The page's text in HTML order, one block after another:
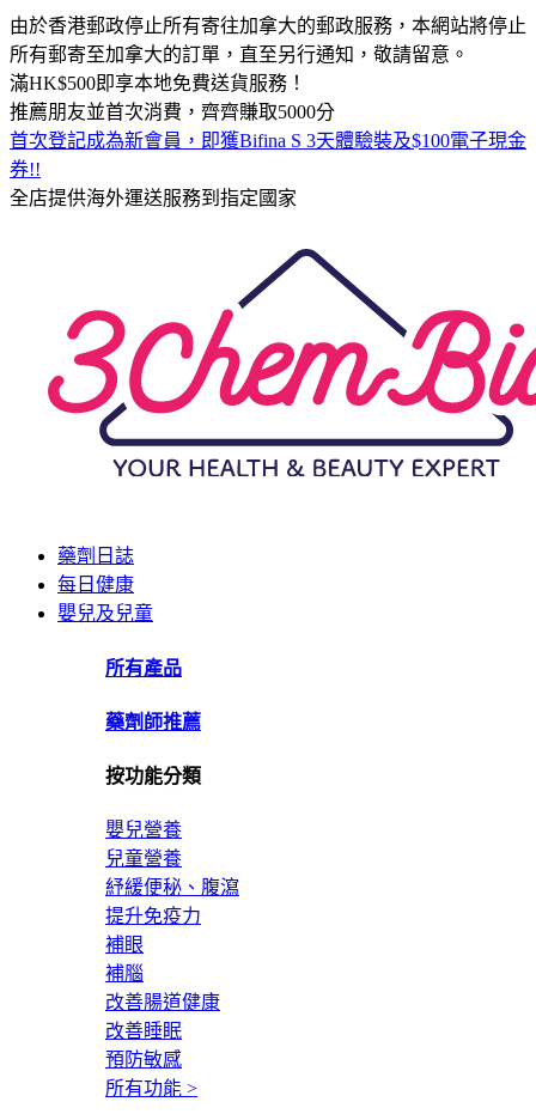
由於香港郵政停止所有寄往加拿大的郵政服務，本網站將停止
所有郵寄至加拿大的訂單，直至另行通知，敬請留意。
滿HK$500即享本地免費送貨服務！
推薦朋友並首次消費，齊齊賺取5000分
首次登記成為新會員，即獲Bifina S 3天體驗裝及$100電子現金
券!!
全店提供海外運送服務到指定國家
藥劑日誌
每日健康
嬰兒及兒童
所有產品
藥劑師推薦
按功能分類
嬰兒營養
兒童營養
紓緩便秘、腹瀉
提升免疫力
補眼
補腦
改善腸道健康
改善睡眠
預防敏感
所有功能 >